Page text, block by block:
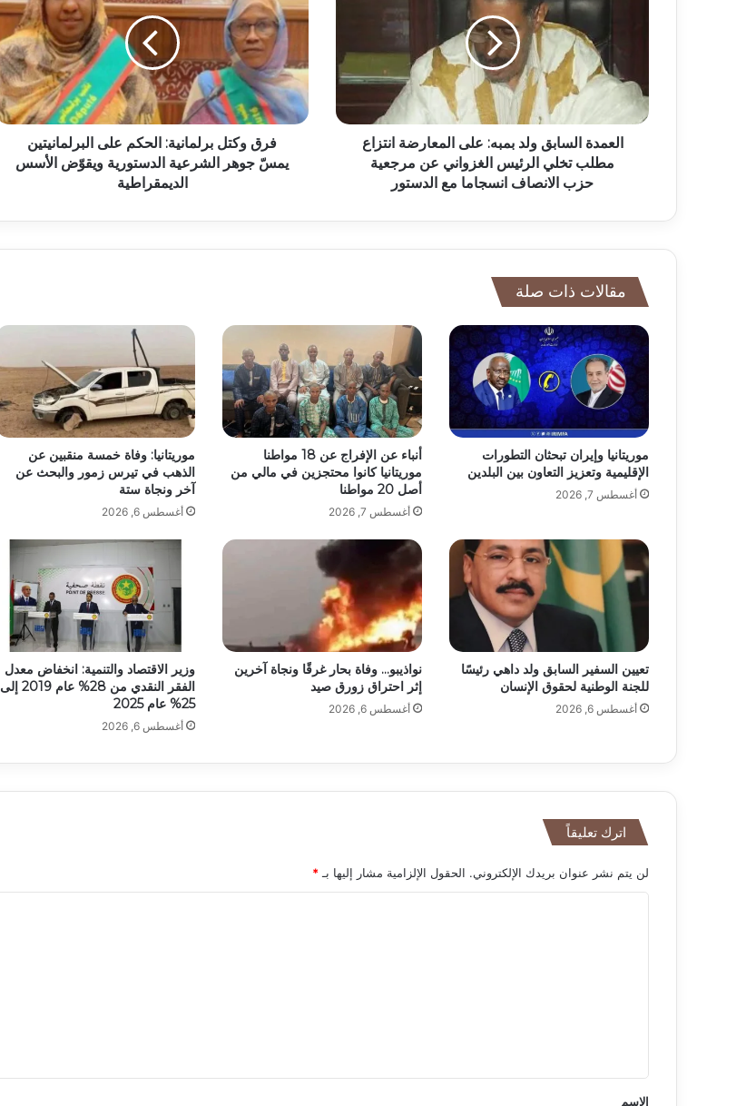
العمدة السابق ولد بمبه: على المعارضة انتزاع
مطلب تخلي الرئيس الغزواني عن مرجعية
حزب الانصاف انسجاما مع الدستور
فرق وكتل برلمانية: الحكم على البرلمانيتين
يمسّ جوهر الشرعية الدستورية ويقوّض الأسس
الديمقراطية
مقالات ذات صلة
موريتانيا وإيران تبحثان التطورات
الإقليمية وتعزيز التعاون بين البلدين
أغسطس 7, 2026
أنباء عن الإفراج عن 18 مواطنا
موريتانيا كانوا محتجزين في مالي من
أصل 20 مواطنا
أغسطس 7, 2026
موريتانيا: وفاة خمسة منقبين عن
الذهب في تيرس زمور والبحث عن
آخر ونجاة ستة
أغسطس 6, 2026
تعيين السفير السابق ولد داهي رئيسًا
للجنة الوطنية لحقوق الإنسان
أغسطس 6, 2026
نواذيبو… وفاة بحار غرقًا ونجاة آخرين
إثر احتراق زورق صيد
أغسطس 6, 2026
وزير الاقتصاد والتنمية: انخفاض معدل
الفقر النقدي من 28% عام 2019 إلى
25% عام 2025
أغسطس 6, 2026
اترك تعليقاً
لن يتم نشر عنوان بريدك الإلكتروني. الحقول الإلزامية مشار إليها بـ *
*
الاسم